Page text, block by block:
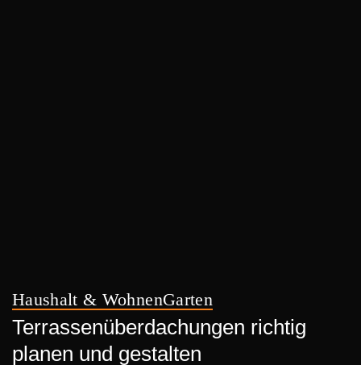
Haushalt & WohnenGarten
Terrassenüberdachungen richtig
planen und gestalten